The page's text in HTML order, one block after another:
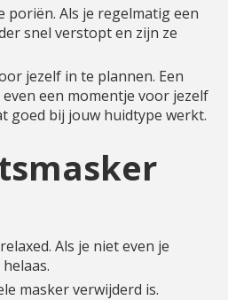
Als je regelmatig een
snel verstopt en zijn ze
jezelf in te plannen. Een
een momentje voor jezelf
goed bij jouw huidtype werkt.
Als je niet even je
masker verwijderd is.